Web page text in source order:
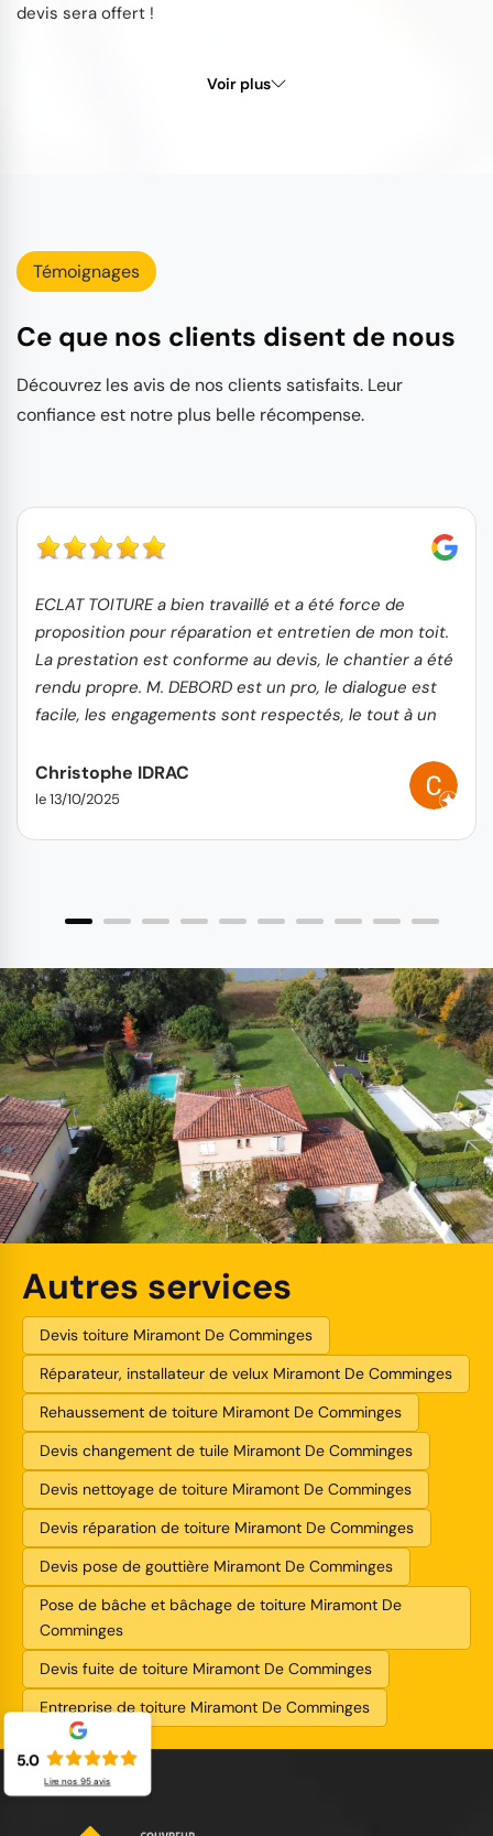
devis sera offert !
Voir plus
Témoignages
Ce que nos clients disent de nous
Découvrez les avis de nos clients satisfaits. Leur
confiance est notre plus belle récompense.
ECLAT TOITURE a bien travaillé et a été force de
proposition pour réparation et entretien de mon toit.
La prestation est conforme au devis, le chantier a été
rendu propre. M. DEBORD est un pro, le dialogue est
facile, les engagements sont respectés, le tout à un
Christophe IDRAC
le 13/10/2025
Autres services
Devis toiture Miramont De Comminges
Réparateur, installateur de velux Miramont De Comminges
Rehaussement de toiture Miramont De Comminges
Devis changement de tuile Miramont De Comminges
Devis nettoyage de toiture Miramont De Comminges
Devis réparation de toiture Miramont De Comminges
Devis pose de gouttière Miramont De Comminges
Pose de bâche et bâchage de toiture Miramont De
Comminges
Devis fuite de toiture Miramont De Comminges
Entreprise de toiture Miramont De Comminges
5.0
Lire nos 95avis